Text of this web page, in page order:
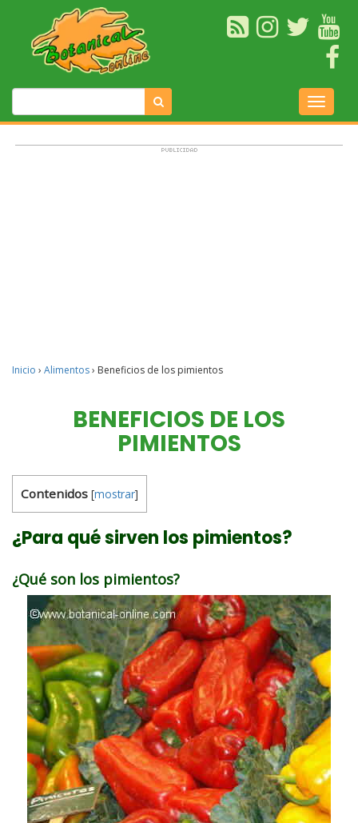
Inicio › Alimentos› Beneficios de los pimientos
BENEFICIOS DE LOS
PIMIENTOS
Contenidos [mostrar]
¿Para qué sirven los pimientos?
¿Qué son los pimientos?